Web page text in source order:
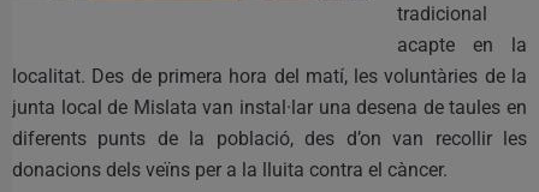
tradicional
acapte en la
localitat. Des de primera hora del matí, les voluntàries de la
junta local de Mislata van instal·lar una desena de taules en
diferents punts de la població, des d’on van recollir les
donacions dels veïns per a la lluita contra el càncer.